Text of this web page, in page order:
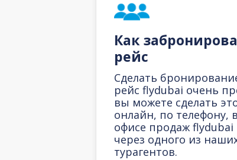
Как
рейс
Сделать
рейс flydubai очень
вы можете сделать
онлайн, по телефону, в
офисе продаж flydubai
через одного из
турагентов.